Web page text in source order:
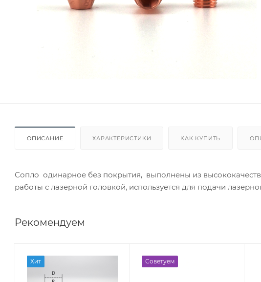
ОПИСАНИЕ ХАРАКТЕРИСТИКИ КАК КУПИТЬ
Сопло одинарное без покрытия, выполнены из
работы с лазерной головкой, используется для подачи
Рекомендуем
Хит Советуем